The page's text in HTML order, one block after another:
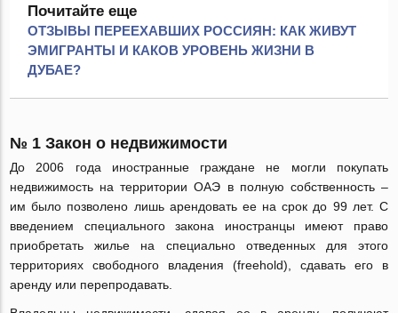
Почитайте еще
ОТЗЫВЫ ПЕРЕЕХАВШИХ РОССИЯН: КАК ЖИВУТ
ЭМИГРАНТЫ И КАКОВ УРОВЕНЬ ЖИЗНИ В
ДУБАЕ?
№ 1 Закон о недвижимости
До 2006 года иностранные граждане не могли покупать
недвижимость на территории ОАЭ в полную собственность –
им было позволено лишь арендовать ее на срок до 99 лет. С
введением специального закона иностранцы имеют право
приобретать жилье на специально отведенных для этого
территориях свободного владения (freehold), сдавать его в
аренду или перепродавать.